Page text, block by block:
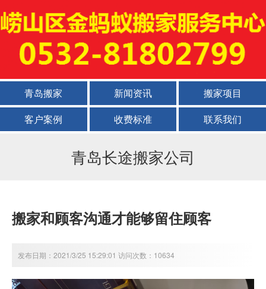
青岛搬家 新闻资讯
搬家项目
客户案例
收费标准 联系我们
青岛长途搬家公司
搬家和顾客沟通才能够留住顾客
发布日期：2021/3/25 15:29:01 访问次数：10634